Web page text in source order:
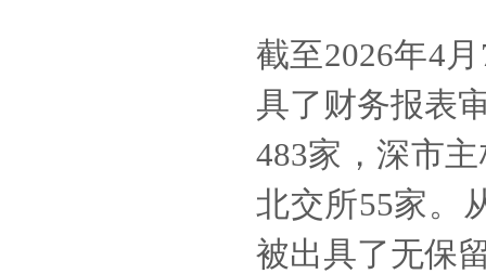
截至2026年4
具了财务报表
483家，深市
北交所55家。
被出具了无保